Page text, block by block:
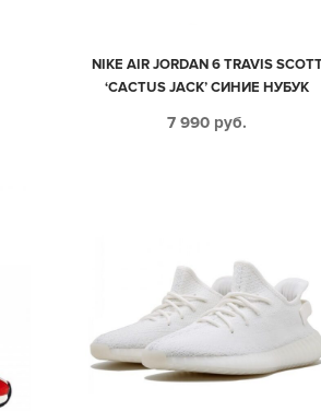
NIKE AIR JORDAN 6 TRAVIS
‘CACTUS JACK’ СИНИЕ НУБУК
7 990 руб.